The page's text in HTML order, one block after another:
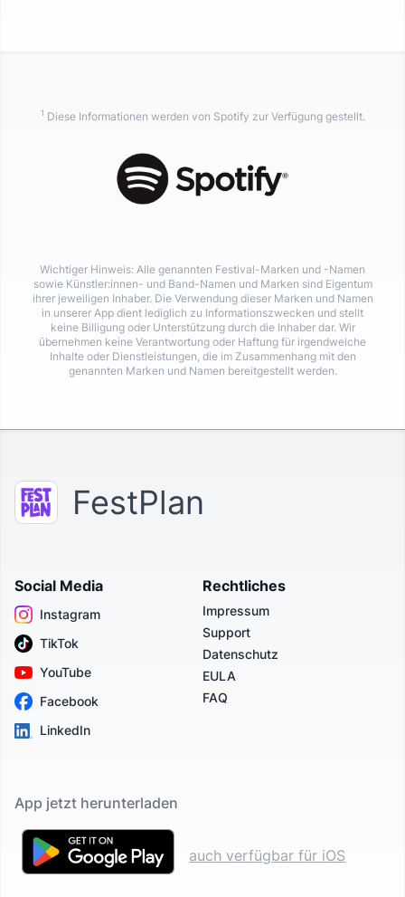
1 Diese Informationen werden von Spotify zur Verfügung gestellt.
Wichtiger Hinweis: Alle genannten Festival-Marken und -Namen
sowie Künstler:innen- und Band-Namen und Marken sind Eigentum
ihrer jeweiligen Inhaber. Die Verwendung dieser Marken und Namen
in unserer App dient lediglich zu Informationszwecken und stellt
keine Billigung oder Unterstützung durch die Inhaber dar. Wir
übernehmen keine Verantwortung oder Haftung für irgendwelche
Inhalte oder Dienstleistungen, die im Zusammenhang mit den
genannten Marken und Namen bereitgestellt werden.
FestPlan
Social Media
Instagram
TikTok
YouTube
Facebook
LinkedIn
Rechtliches
Impressum
Support
Datenschutz
EULA
FAQ
App jetzt herunterladen
auch verfügbar für iOS